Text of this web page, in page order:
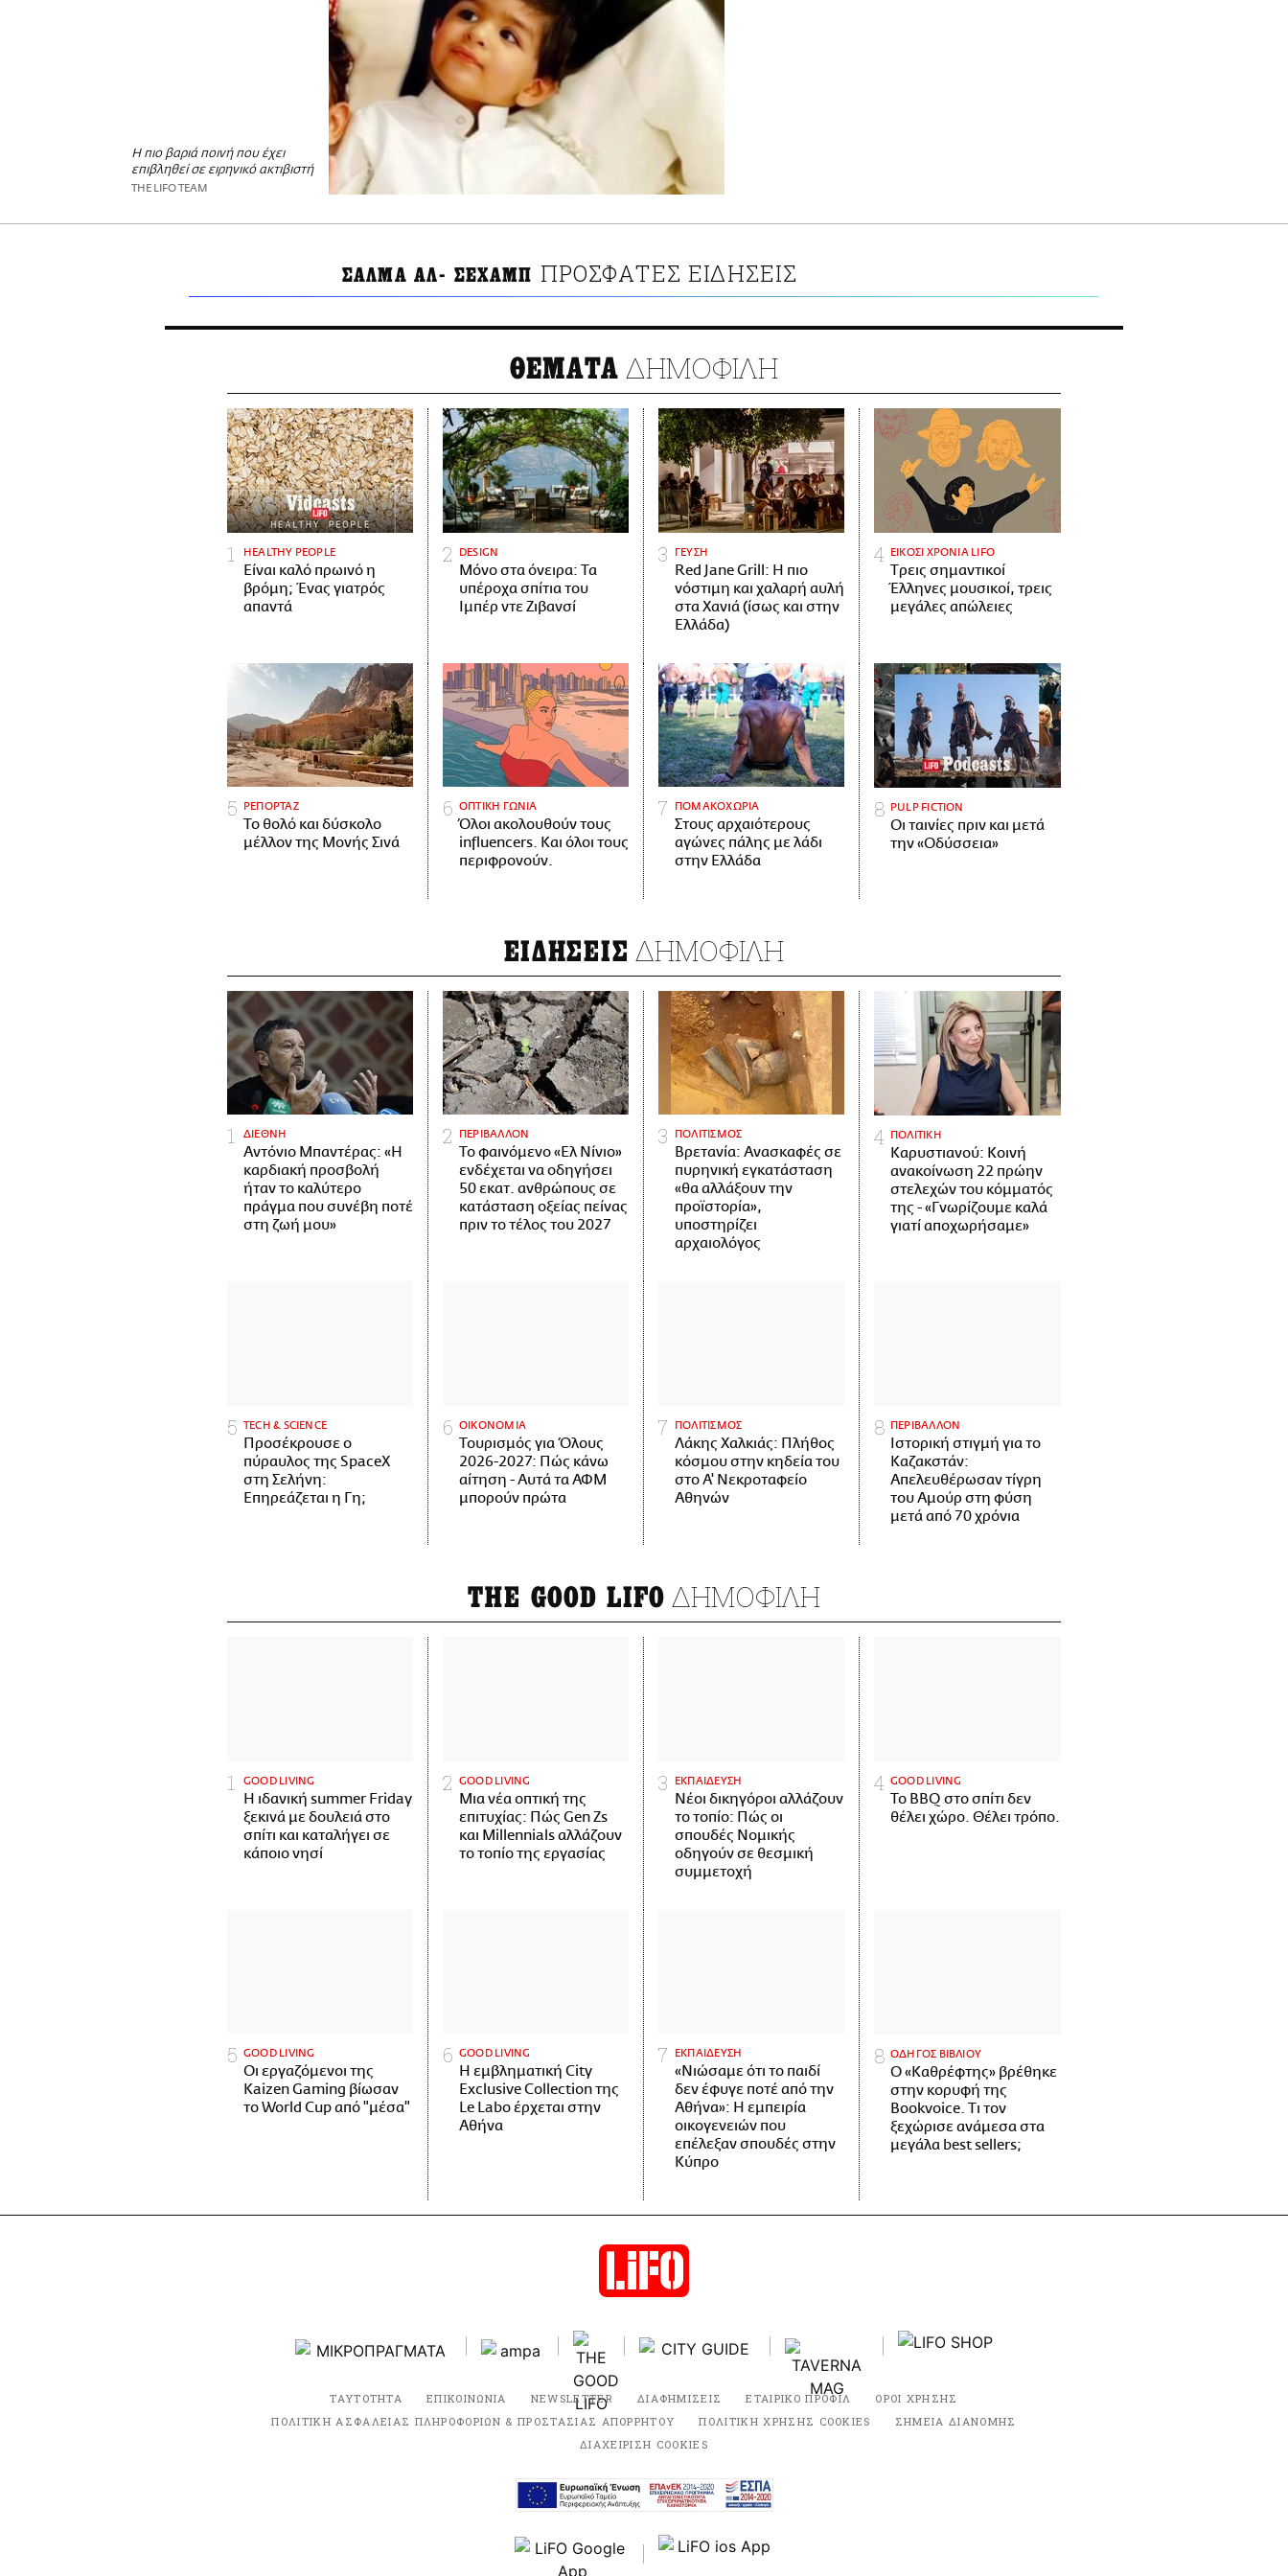
Η πιο βαριά ποινή που έχει
επιβληθεί σε ειρηνικό ακτιβιστή
THE LIFO TEAM
ΣΑΛΜΑ ΑΛ- ΣΕΧΑΜΠ ΠΡΟΣΦΑΤΕΣ ΕΙΔΗΣΕΙΣ
ΘΕΜΑΤΑ ΔΗΜΟΦΙΛΗ
HEALTHY PEOPLE
Είναι καλό πρωινό η
βρόμη; Ένας γιατρός
απαντά
DESIGN
Μόνο στα όνειρα: Τα
υπέροχα σπίτια του
Ιμπέρ ντε Ζιβανσί
ΓΕΥΣΗ
Red Jane Grill: Η πιο
νόστιμη και χαλαρή αυλή
στα Χανιά (ίσως και στην
Ελλάδα)
ΕΙΚΟΣΙ ΧΡΟΝΙΑ LIFO
Tρεις σημαντικοί
Έλληνες μουσικοί, τρεις
μεγάλες απώλειες
ΡΕΠΟΡΤΑΖ
Το θολό και δύσκολο
μέλλον της Μονής Σινά
ΟΠΤΙΚΗ ΓΩΝΙΑ
Όλοι ακολουθούν τους
influencers. Και όλοι τους
περιφρονούν.
ΠΟΜΑΚΟΧΩΡΙΑ
Στους αρχαιότερους
αγώνες πάλης με λάδι
στην Ελλάδα
PULP FICTION
Οι ταινίες πριν και μετά
την «Οδύσσεια»
ΕΙΔΗΣΕΙΣ ΔΗΜΟΦΙΛΗ
ΔΙΕΘΝΗ
Αντόνιο Μπαντέρας: «Η
καρδιακή προσβολή
ήταν το καλύτερο
πράγμα που συνέβη ποτέ
στη ζωή μου»
ΠΕΡΙΒΑΛΛΟΝ
Το φαινόμενο «Ελ Νίνιο»
ενδέχεται να οδηγήσει
50 εκατ. ανθρώπους σε
κατάσταση οξείας πείνας
πριν το τέλος του 2027
ΠΟΛΙΤΙΣΜΟΣ
Βρετανία: Ανασκαφές σε
πυρηνική εγκατάσταση
«θα αλλάξουν την
προϊστορία»,
υποστηρίζει
αρχαιολόγος
ΠΟΛΙΤΙΚΗ
Καρυστιανού: Κοινή
ανακοίνωση 22 πρώην
στελεχών του κόμματός
της - «Γνωρίζουμε καλά
γιατί αποχωρήσαμε»
ΤECH & SCIENCE
Προσέκρουσε ο
πύραυλος της SpaceX
στη Σελήνη:
Επηρεάζεται η Γη;
ΟΙΚΟΝΟΜΙΑ
Τουρισμός για Όλους
2026-2027: Πώς κάνω
αίτηση - Αυτά τα ΑΦΜ
μπορούν πρώτα
ΠΟΛΙΤΙΣΜΟΣ
Λάκης Χαλκιάς: Πλήθος
κόσμου στην κηδεία του
στο Α' Νεκροταφείο
Αθηνών
ΠΕΡΙΒΑΛΛΟΝ
Ιστορική στιγμή για το
Καζακστάν:
Απελευθέρωσαν τίγρη
του Αμούρ στη φύση
μετά από 70 χρόνια
THE GOOD LIFO ΔΗΜΟΦΙΛΗ
GOOD LIVING
Η ιδανική summer Friday
ξεκινά με δουλειά στο
σπίτι και καταλήγει σε
κάποιο νησί
GOOD LIVING
Μια νέα οπτική της
επιτυχίας: Πώς Gen Zs
και Millennials αλλάζουν
το τοπίο της εργασίας
ΕΚΠΑΙΔΕΥΣΗ
Νέοι δικηγόροι αλλάζουν
το τοπίο: Πώς οι
σπουδές Νομικής
οδηγούν σε θεσμική
συμμετοχή
GOOD LIVING
Το BBQ στο σπίτι δεν
θέλει χώρο. Θέλει τρόπο.
GOOD LIVING
Οι εργαζόμενοι της
Kaizen Gaming βίωσαν
το World Cup από "μέσα"
GOOD LIVING
Η εμβληματική City
Exclusive Collection της
Le Labo έρχεται στην
Αθήνα
ΕΚΠΑΙΔΕΥΣΗ
«Νιώσαμε ότι το παιδί
δεν έφυγε ποτέ από την
Αθήνα»: Η εμπειρία
οικογενειών που
επέλεξαν σπουδές στην
Κύπρο
ΟΔΗΓΟΣ ΒΙΒΛΙΟΥ
Ο «Καθρέφτης» βρέθηκε
στην κορυφή της
Bookvoice. Τι τον
ξεχώρισε ανάμεσα στα
μεγάλα best sellers;
ΤΑΥΤΟΤΗΤΑ ΕΠΙΚΟΙΝΩΝΙΑ NEWSLETTER ΔΙΑΦΗΜΙΣΕΙΣ ΕΤΑΙΡΙΚΟ ΠΡΟΦΙΛ
ΟΡΟΙ ΧΡΗΣΗΣ
ΠΟΛΙΤΙΚΗ ΑΣΦΑΛΕΙΑΣ ΠΛΗΡΟΦΟΡΙΩΝ & ΠΡΟΣΤΑΣΙΑΣ ΑΠΟΡΡΗΤΟΥ
ΠΟΛΙΤΙΚΗ ΧΡΗΣΗΣ COOKIES
ΣΗΜΕΙΑ ΔΙΑΝΟΜΗΣ
ΔΙΑΧΕΙΡΙΣΗ COOKIES